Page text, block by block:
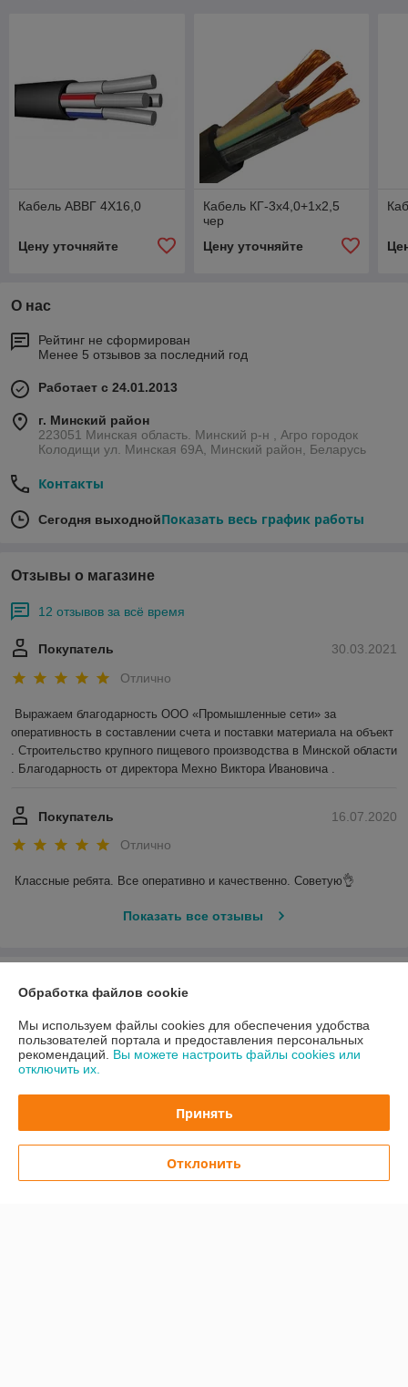
Кабель АВВГ 4Х16,0
Цену уточняйте
Кабель КГ-3х4,0+1х2,5
чер
Цену уточняйте
О нас
Рейтинг не сформирован
Менее 5 отзывов за последний год
Работает с 24.01.2013
г. Минский район
223051 Минская область. Минский р-н , Агро городок
Колодищи ул. Минская 69А, Минский район, Беларусь
Контакты
Сегодня выходнойПоказать весь график работы
Отзывы о магазине
12 отзывов за всё время
30.03.2021
Покупатель
Отлично
Выражаем благодарность ООО «Промышленные сети» за
оперативность в составлении счета и поставки материала на объект
. Строительство крупного пищевого производства в Минской области
. Благодарность от директора Мехно Виктора Ивановича .
16.07.2020
Покупатель
Отлично
Классные ребята. Все оперативно и качественно. Советую👌
Показать все отзывы
Контакты
Доставка и оплата
Полная версия сайта
Обработка файлов cookie
Мы используем файлы cookies для обеспечения удобства
пользователей портала и предоставления персональных
рекомендаций. Вы можете настроить файлы cookies или
отключить их.
Принять
Отклонить